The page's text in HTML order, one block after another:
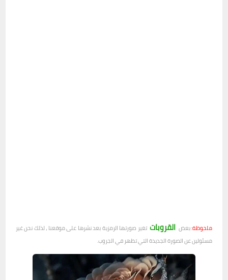
ملحوظة:بعض القروبات تغير صورتها الرمزية بعد نشرها على موقعنا ، لذلك نحن غير
مسئولين عن الصورة الجديدة التي تظهر في الجروب.